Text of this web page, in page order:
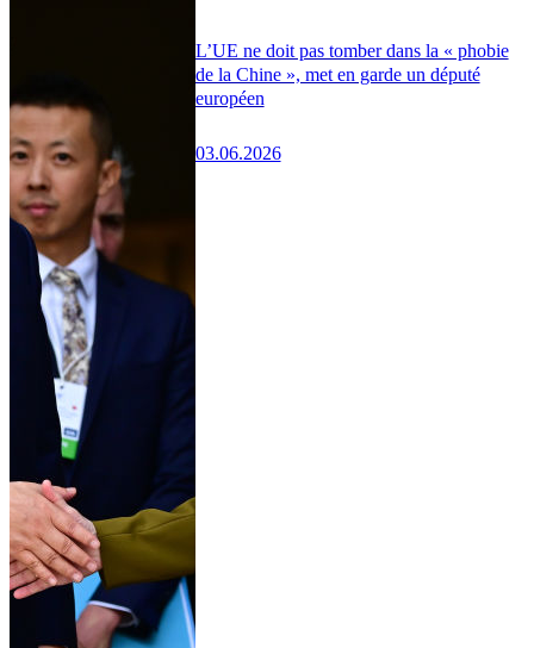
L’UE ne doit pas tomber dans la « phobie
de la Chine », met en garde un député
européen
03.06.2026